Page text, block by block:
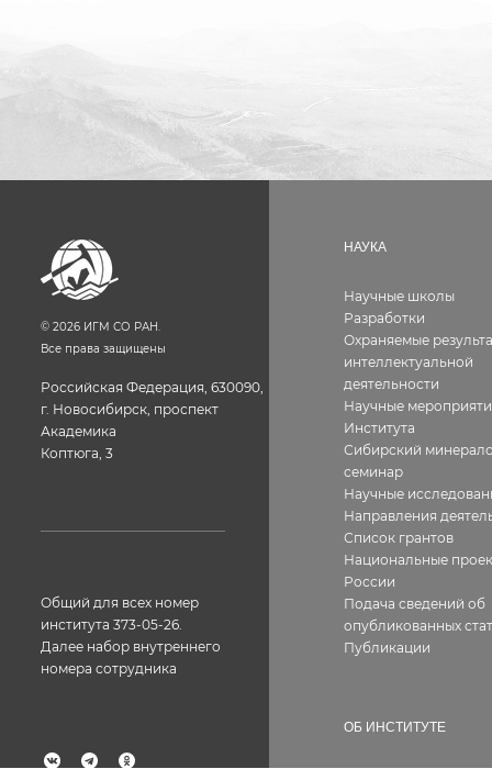
© 2026 ИГМ СО РАН.
Все права защищены
Российская Федерация, 630090,
г. Новосибирск, проспект
Академика
Коптюга, 3
Общий для всех номер
института 373-05-26.
Далее набор внутреннего
номера сотрудника
НАУКА
Научные школы
Разработки
Охраняемые
интеллектуальной
деятельности
Научные
Института
Сибирский
семинар
Научные
Направления
Список грантов
Национальные
России
Подача сведений об
опубликованных
Публикации
ОБ ИНСТИТУТЕ